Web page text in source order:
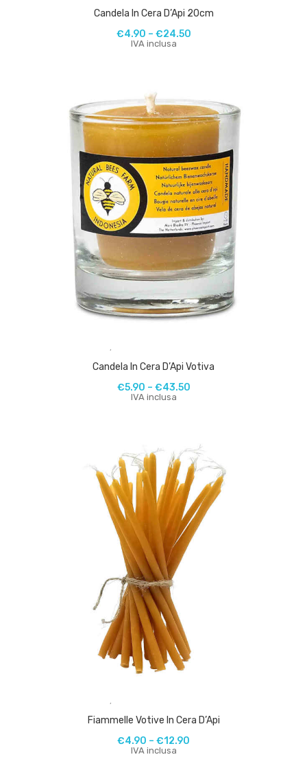
Candela In Cera D’Api 20cm
€4.90 – €24.50
IVA inclusa
,
Candela In Cera D’Api Votiva
€5.90 – €43.50
IVA inclusa
,
Fiammelle Votive In Cera D’Api
€4.90 – €12.90
IVA inclusa